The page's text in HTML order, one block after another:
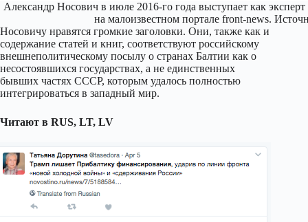
Александр Носович в июле 2016-го года выступает как
на малоизвестном портале front-news.
Носовичу нравятся громкие заголовки. Они, также как и
содержание статей и книг, соответствуют российскому
внешнеполитическому посылу о странах Балтии как о
несостоявшихся государствах, а не единственных
бывших частях СССР, которым удалось полностью
интегрироваться в западный мир.
Читают в RUS, LT, LV